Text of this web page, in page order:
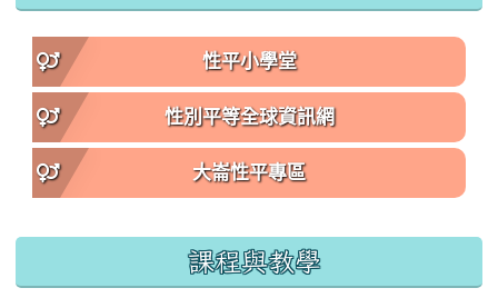
性平小學堂
性別平等全球資訊網
大崙性平專區
課程與教學